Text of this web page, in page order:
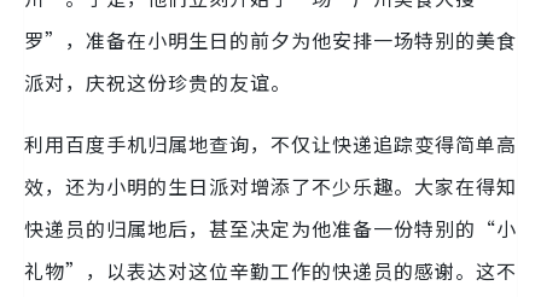
罗”，准备在小明生日的前夕为他安排一场特别的美食
派对，庆祝这份珍贵的友谊。
利用百度手机归属地查询，不仅让快递追踪变得简单高
效，还为小明的生日派对增添了不少乐趣。大家在得知
快递员的归属地后，甚至决定为他准备一份特别的“小
礼物”，以表达对这位辛勤工作的快递员的感谢。这不